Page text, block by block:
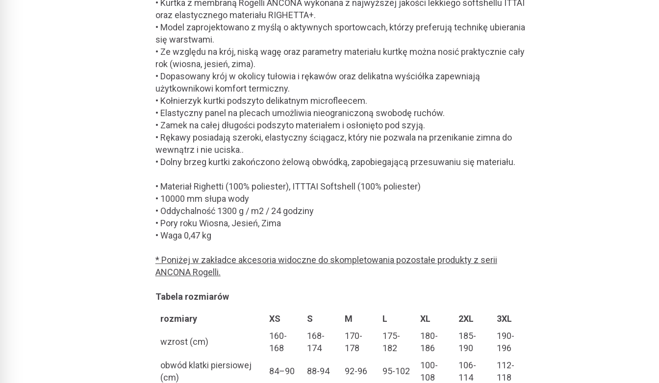
• Kurtka z membraną Rogelli ANCONA wykonana z najwyższej jakości lekkiego softshellu ITTAI
oraz elastycznego materiału RIGHETTA+.
• Model zaprojektowano z myślą o aktywnych sportowcach, którzy preferują technikę ubierania
się warstwami.
• Ze względu na krój, niską wagę oraz parametry materiału kurtkę można nosić praktycznie cały
rok (wiosna, jesień, zima).
• Dopasowany krój w okolicy tułowia i rękawów oraz delikatna wyściółka zapewniają
użytkownikowi komfort termiczny.
• Kołnierzyk kurtki podszyto delikatnym microfleecem.
• Elastyczny panel na plecach umożliwia nieograniczoną swobodę ruchów.
• Zamek na całej długości podszyto materiałem i osłonięto pod szyją.
• Rękawy posiadają szeroki, elastyczny ściągacz, który nie pozwala na przenikanie zimna do
wewnątrz i nie uciska..
• Dolny brzeg kurtki zakończono żelową obwódką, zapobiegającą przesuwaniu się materiału.
• Materiał Righetti (100% poliester), ITTTAI Softshell (100% poliester)
• 10000 mm słupa wody
• Oddychalność 1300 g / m2 / 24 godziny
• Pory roku Wiosna, Jesień, Zima
• Waga 0,47 kg
* Poniżej w zakładce akcesoria widoczne do skompletowania pozostałe produkty z serii
ANCONA Rogelli.
Tabela rozmiarów
rozmiary XS S M L XL 2XL 3XL
wzrost (cm)
160-
168
168-
174
170-
178
175-
182
180-
186
185-
190
190-
196
obwód klatki piersiowej
(cm)
84–90 88-94 92-96 95-102
100-
108
106-
114
112-
118